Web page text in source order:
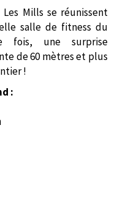
Mills se réunissent
salle de fitness du
fois, une surprise
de 60 mètres et plus
!
: